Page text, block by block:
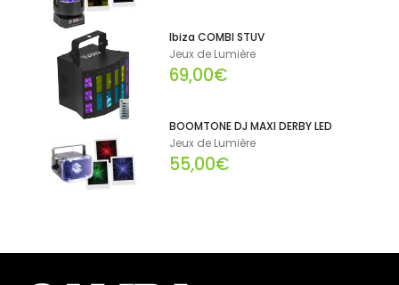
Ibiza COMBI STUV
Jeux de Lumière
69,00€
BOOMTONE DJ MAXI DERBY LED
Jeux de Lumière
55,00€